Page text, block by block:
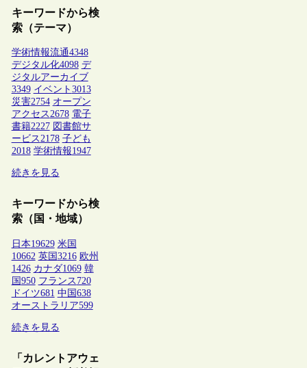
キーワードから検
索（テーマ）
学術情報流通4348
デジタル化4098 デ
ジタルアーカイブ
3349 イベント 3013
災害2754 オープン
アクセス2678 電子
書籍2227 図書館サ
ービス2178 子ども
2018 学術情報1947
続きを見る
キーワードから検
索（国・地域）
日本19629 米国
10662 英国3216 欧州
1426 カナダ1069 韓
国950 フランス 720
ドイツ681 中国638
オーストラリア599
続きを見る
「カレントアウェ